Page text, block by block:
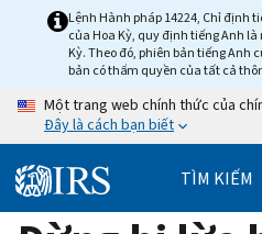
Lệnh Hành pháp 14224, Chỉ định
của Hoa Kỳ, quy định tiếng Anh
Kỳ. Theo đó, phiên bản tiếng Anh
bản có thẩm quyền của tất cả
Một trang web chính thức của
Đây là cách bạn biết
TÌM KIẾM